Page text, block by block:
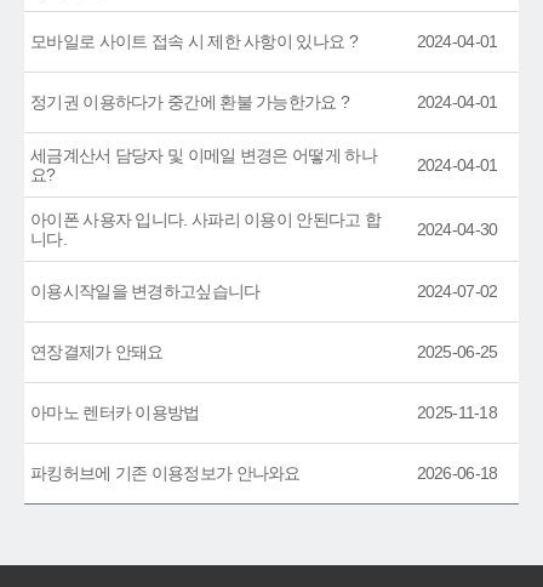
모바일로 사이트 접속 시 제한 사항이 있나요 ? 2024-04-01
정기권 이용하다가 중간에 환불 가능한가요 ? 2024-04-01
세금계산서 담당자 및 이메일 변경은 어떻게 하나
요?
2024-04-01
아이폰 사용자 입니다. 사파리 이용이 안된다고 합
니다.
2024-04-30
이용시작일을 변경하고싶습니다 2024-07-02
연장결제가 안돼요 2025-06-25
아마노 렌터카 이용방법 2025-11-18
파킹허브에 기존 이용정보가 안나와요 2026-06-18